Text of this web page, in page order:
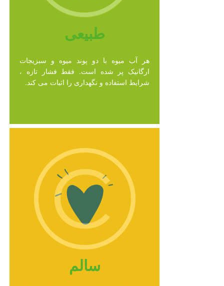
طبیعی
هر آب میوه با دو پوند میوه و سبزیجات
ارگانیک پر شده است. فقط فشار تازه ،
شرایط استفاده و نگهداری را اثبات می کند.
سالم